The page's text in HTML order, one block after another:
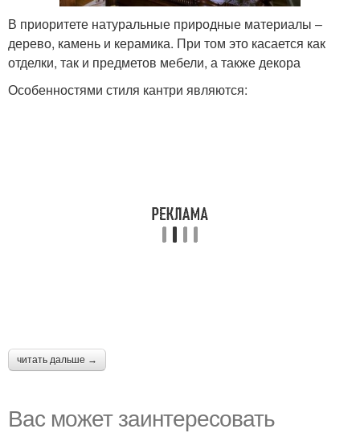
В приоритете натуральные природные материалы –
дерево, камень и керамика. При том это касается как
отделки, так и предметов мебели, а также декора
Особенностями стиля кантри являются:
читать дальше →
Вас может заинтересовать